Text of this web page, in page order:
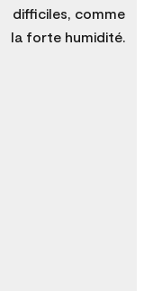
difficiles, comme
la forte humidité.